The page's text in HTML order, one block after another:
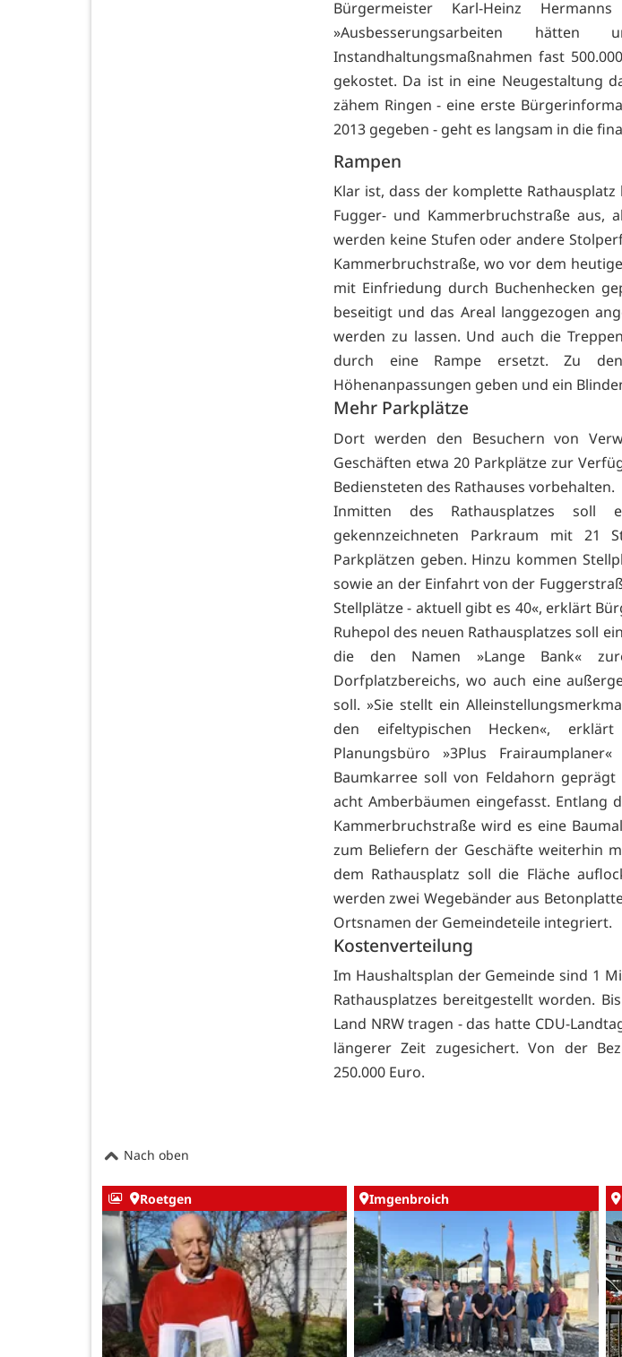
Bürgermeister Karl-Heinz
»Ausbesserungsarbeiten
Instandhaltungsmaßnahmen fast
gekostet. Da ist in eine Neugestaltung
zähem Ringen - eine erste
2013 gegeben - geht es langsam in die
Rampen
Klar ist, dass der komplette
Fugger- und Kammerbruchstraße aus,
werden keine Stufen oder andere
Kammerbruchstraße, wo vor dem
mit Einfriedung durch Buchenhecken
beseitigt und das Areal langgezogen
werden zu lassen. Und auch die
durch eine Rampe ersetzt. Zu
Höhenanpassungen geben und ein
Mehr Parkplätze
Dort werden den Besuchern von
Geschäften etwa 20 Parkplätze zur
Bediensteten des Rathauses vorbehalten.
Inmitten des Rathausplatzes
gekennzeichneten Parkraum mit 21
Parkplätzen geben. Hinzu kommen
sowie an der Einfahrt von der
Stellplätze - aktuell gibt es 40«, erklärt
Ruhepol des neuen Rathausplatzes soll
die den Namen »Lange Bank«
Dorfplatzbereichs, wo auch eine
soll. »Sie stellt ein
den eifeltypischen Hecken«,
Planungsbüro »3Plus
Baumkarree soll von Feldahorn
acht Amberbäumen eingefasst. Entlang
Kammerbruchstraße wird es eine
zum Beliefern der Geschäfte weiterhin
dem Rathausplatz soll die Fläche
werden zwei Wegebänder aus
Ortsnamen der Gemeindeteile integriert.
Kostenverteilung
Im Haushaltsplan der Gemeinde sind 1
Rathausplatzes bereitgestellt worden.
Land NRW tragen - das hatte CDU-
längerer Zeit zugesichert. Von der
250.000 Euro.
Nach oben
Roetgen Imgenbroich